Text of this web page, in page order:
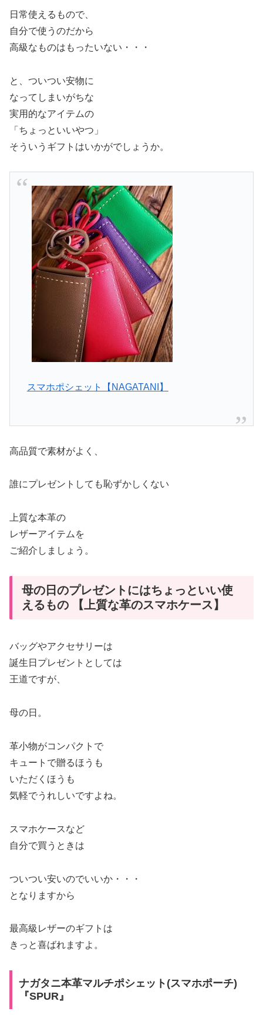
日常使えるもので、
自分で使うのだから
高級なものはもったいない・・・
と、ついつい安物に
なってしまいがちな
実用的なアイテムの
「ちょっといいやつ」
そういうギフトはいかがでしょうか。
スマホポシェット【NAGATANI】
高品質で素材がよく、
誰にプレゼントしても恥ずかしくない
上質な本革の
レザーアイテムを
ご紹介しましょう。
母の日のプレゼントにはちょっといい使
えるもの 【上質な革のスマホケース】
バッグやアクセサリーは
誕生日プレゼントとしては
王道ですが、
母の日。
革小物がコンパクトで
キュートで贈るほうも
いただくほうも
気軽でうれしいですよね。
スマホケースなど
自分で買うときは
ついつい安いのでいいか・・・
となりますから
最高級レザーのギフトは
きっと喜ばれますよ。
ナガタニ本革マルチポシェット(スマホポーチ)
『SPUR』